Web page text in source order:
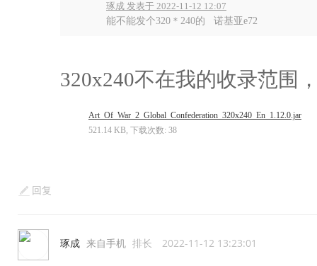
琢成 发表于 2022-11-12 12:07
能不能发个320＊240的 诺基亚e72
320x240不在我的收录范围
Art_Of_War_2_Global_Confederation_320x240_En_1.12.0.jar
521.14 KB, 下载次数: 38
回复
琢成 来自手机 排长 2022-11-12 13:23:01